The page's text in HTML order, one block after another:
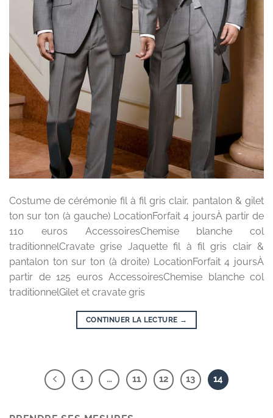
Costume de cérémonie fil à fil gris clair, pantalon & gilet
ton sur ton (à gauche) LocationForfait 4 joursÀ partir de
110 euros AccessoiresChemise blanche col
traditionnelCravate grise Jaquette fil à fil gris clair &
pantalon ton sur ton (à droite) LocationForfait 4 joursÀ
partir de 125 euros AccessoiresChemise blanche col
traditionnelGilet et cravate gris
CONTINUER LA LECTURE →
1 … 11 12 13 14